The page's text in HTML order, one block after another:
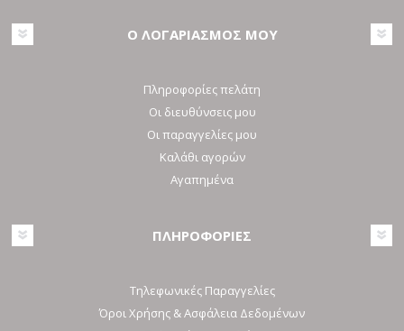
Ο ΛΟΓΑΡΙΑΣΜΟΣ ΜΟΥ
Πληροφορίες πελάτη
Οι διευθύνσεις μου
Οι παραγγελίες μου
Καλάθι αγορών
Αγαπημένα
ΠΛΗΡΟΦΟΡΙΕΣ
Τηλεφωνικές Παραγγελίες
Όροι Χρήσης & Ασφάλεια Δεδομένων